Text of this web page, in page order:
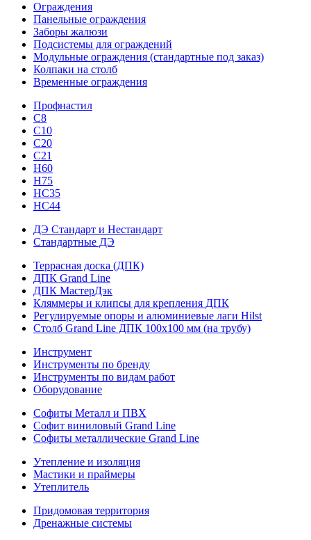
Ограждения
Панельные ограждения
Заборы жалюзи
Подсистемы для ограждений
Модульные ограждения (стандартные под заказ)
Колпаки на столб
Временные ограждения
Профнастил
С8
С10
С20
С21
H60
H75
HС35
НС44
ДЭ Стандарт и Нестандарт
Стандартные ДЭ
Террасная доска (ДПК)
ДПК Grand Line
ДПК МастерДэк
Кляммеры и клипсы для крепления ДПК
Регулируемые опоры и алюминиевые лаги Hilst
Столб Grand Line ДПК 100х100 мм (на трубу)
Инструмент
Инструменты по бренду
Инструменты по видам работ
Оборудование
Софиты Металл и ПВХ
Софит виниловый Grand Line
Софиты металлические Grand Line
Утепление и изоляция
Мастики и праймеры
Утеплитель
Придомовая территория
Дренажные системы